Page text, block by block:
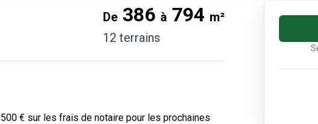
De 386 à 794 m²
12 terrains
€ sur les frais de notaire pour les prochaines
Contact de